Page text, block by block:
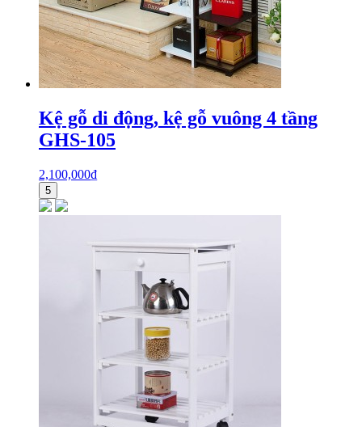
Kệ gỗ di động, kệ gỗ vuông 4 tầng
GHS-105
2,100,000₫
5